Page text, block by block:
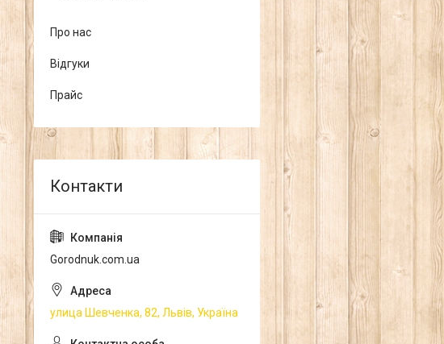
Про нас
Відгуки
Прайс
Gorodnuk.com.ua
улица Шевченка, 82, Львів, Україна